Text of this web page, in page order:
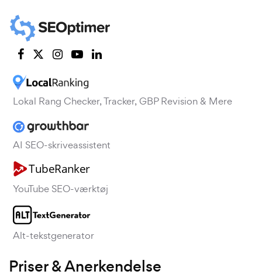
Lokal Rang Checker, Tracker, GBP Revision & Mere
AI SEO-skriveassistent
YouTube SEO-værktøj
Alt-tekstgenerator
Priser & Anerkendelse